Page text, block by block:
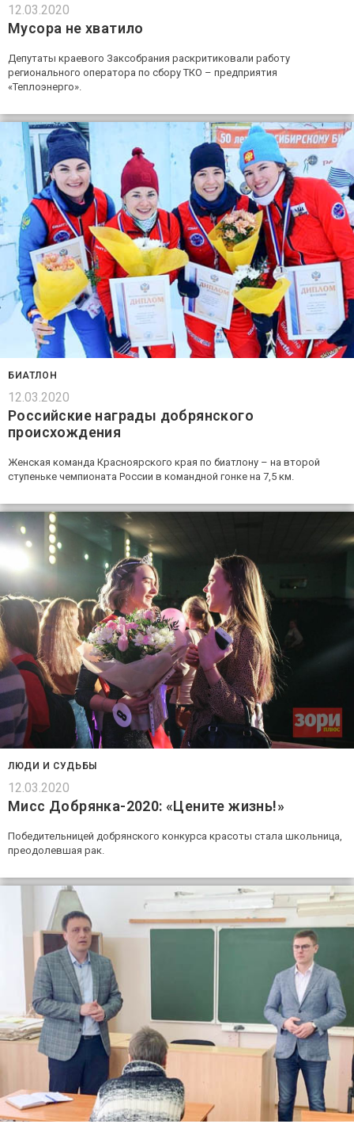
12.03.2020
Мусора не хватило
Депутаты краевого Заксобрания раскритиковали работу
регионального оператора по сбору ТКО – предприятия
«Теплоэнерго».
БИАТЛОН
12.03.2020
Российские награды добрянского
происхождения
Женская команда Красноярского края по биатлону – на второй
ступеньке чемпионата России в командной гонке на 7,5 км.
ЛЮДИ И СУДЬБЫ
12.03.2020
Мисс Добрянка-2020: «Цените жизнь!»
Победительницей добрянского конкурса красоты стала школьница,
преодолевшая рак.